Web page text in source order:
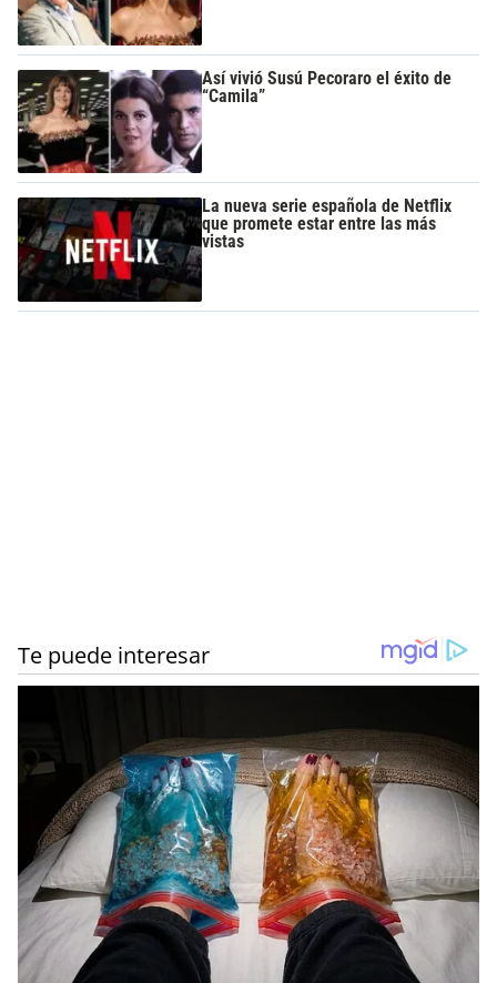
Así vivió Susú Pecoraro el éxito de
“Camila”
La nueva serie española de Netflix
que promete estar entre las más
vistas